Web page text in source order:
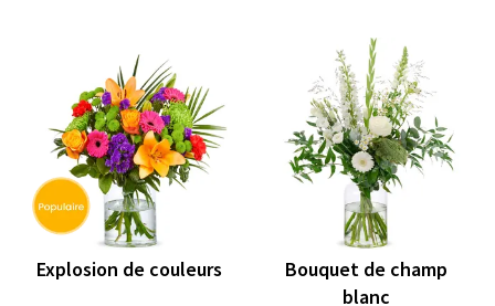
Explosion de couleurs
Bouquet de champ
blanc